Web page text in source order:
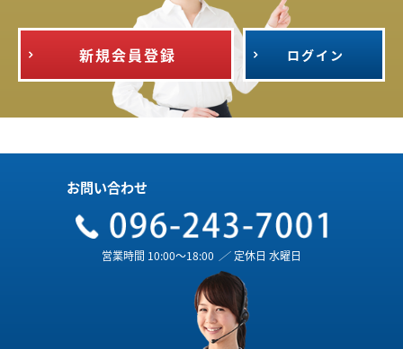
新規会員登録 ログイン
お問い合わせ
営業時間 10:00～18:00 ／ 定休日 水曜日